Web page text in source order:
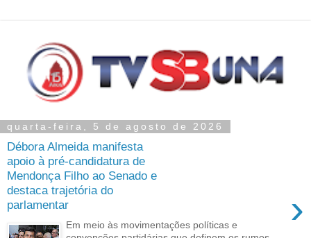
quarta-feira, 5 de agosto de 2026
Débora Almeida manifesta
apoio à pré-candidatura de
Mendonça Filho ao Senado e
destaca trajetória do
parlamentar
›
Em meio às movimentações políticas e